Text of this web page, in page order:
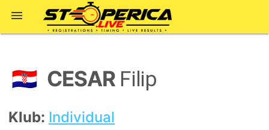

🇭🇷 CESAR Filip
Klub: Individual